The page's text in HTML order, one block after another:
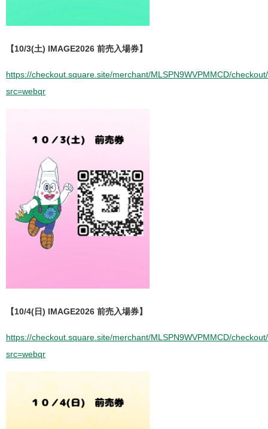
【10/3(土) IMAGE2026 前売入場券】
https://checkout.square.site/merchant/MLSPN9WVPMMCD/
src=webqr
【10/4(日) IMAGE2026 前売入場券】
https://checkout.square.site/merchant/MLSPN9WVPMMCD/
src=webqr